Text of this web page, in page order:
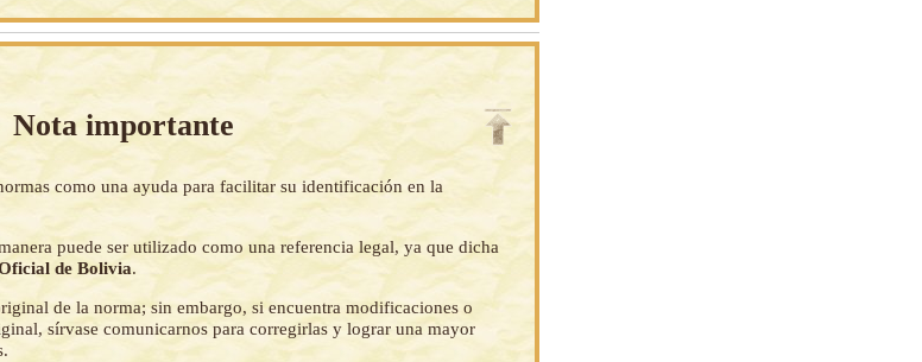
Nota importante
como una ayuda para facilitar su identificación en la
puede ser utilizado como una referencia legal, ya que dicha
de Bolivia.
de la norma; sin embargo, si encuentra modificaciones o
sírvase comunicarnos para corregirlas y lograr una mayor